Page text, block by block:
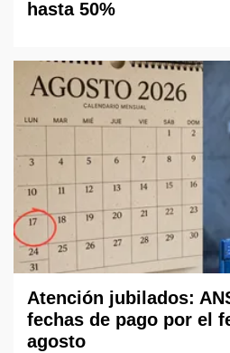
hasta 50%
Atención jubilados:
fechas de pago por el
agosto